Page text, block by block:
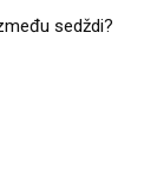
sedždi?